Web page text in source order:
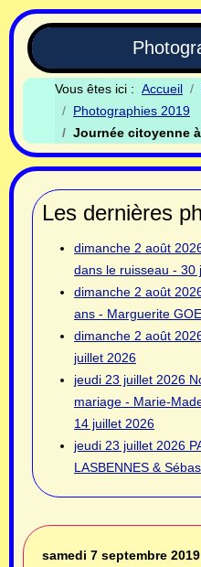
Vous êtes ici : Accueil
Photographies 2019
Journée citoyenne
Les dernières
dimanche 2 août
dans le ruisseau - 30
dimanche 2 août
ans - Marguerite
dimanche 2 août
juillet 2026
jeudi 23 juillet 2026
mariage - Marie-
14 juillet 2026
jeudi 23 juillet 2026
LASBENNES &
samedi 7 septembre 2019